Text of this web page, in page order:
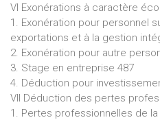
VI Exonérations à caractère
1. Exonération pour personnel
exportations et à la gestion
2. Exonération pour autre
3. Stage en entreprise 487
4. Déduction pour
VII Déduction des pertes
1. Pertes professionnelles de